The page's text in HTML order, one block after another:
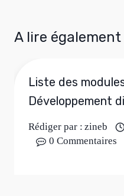
A lire également
Liste des
Développement
Rédiger par : zineb
0 Commentaires